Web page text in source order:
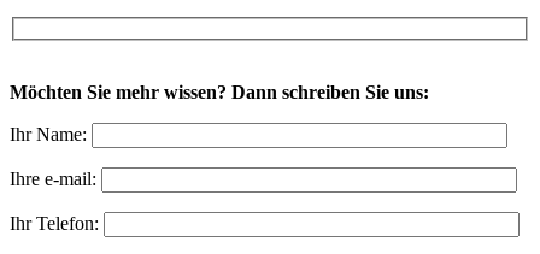
Möchten Sie mehr wissen? Dann schreiben Sie uns:
Ihr Name:
Ihre e-mail:
Ihr Telefon: